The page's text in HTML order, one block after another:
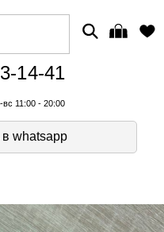
14-41
вс 11:00 - 20:00
в whatsapp